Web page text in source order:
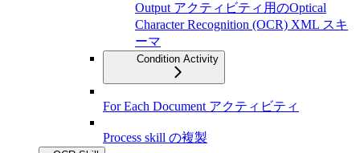
Output アクティビティ用のOptical
Character Recognition (OCR) XML スキ
ーマ
Condition Activity
For Each Document アクティビティ
Process skill の複製